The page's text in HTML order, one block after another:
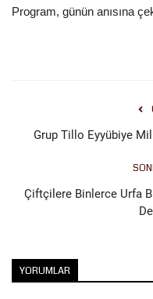
Program, günün anısına
Grup Tillo Eyyübiye
Çiftçilere Binlerce Urfa
YORUMLAR